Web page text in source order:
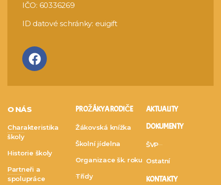
IČO: 60336269
ID datové schránky: euigift
O NÁS
Charakteristika
školy
Historie školy
Partneři a
spolupráce
PRO ŽÁKY A RODIČE
Žákovská knížka
Školní jídelna
Organizace šk. roku
Třídy
AKTUALITY
DOKUMENTY
ŠVP
Ostatní
KONTAKTY